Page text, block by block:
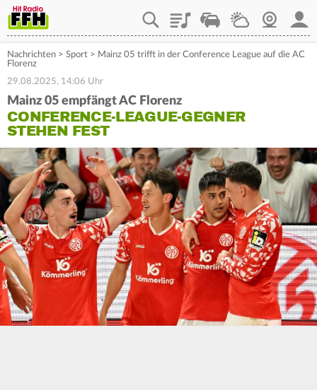
PlaylistStaupilotWetterWebcam
Nachrichten > Sport > Mainz 05 trifft in der Conference League auf die AC
Florenz
29.08.2025, 14:06 Uhr
Mainz 05 empfängt AC Florenz
CONFERENCE-LEAGUE-GEGNER
STEHEN FEST